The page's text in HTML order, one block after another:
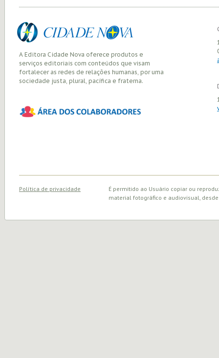
A Editora Cidade Nova oferece produtos e
serviços editoriais com conteúdos que visam
fortalecer as redes de relações humanas, por uma
sociedade justa, plural, pacífica e fraterna.
Política de privacidade
É permitido ao Usuário copiar ou
material fotográfico e audiovisual,